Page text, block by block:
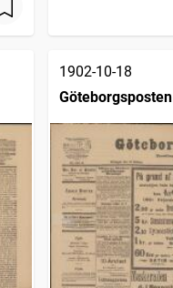
1902-10-18
Göteborgsposten